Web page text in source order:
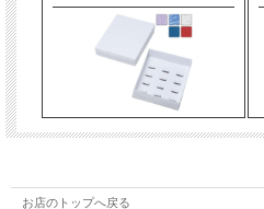
お店のトップへ戻る